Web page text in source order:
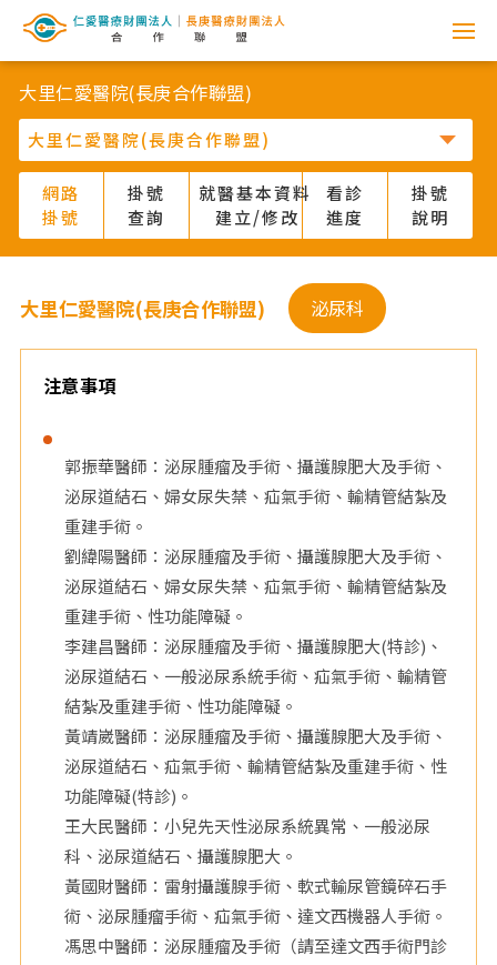
網
路
掛
號
系
統
-
仁
愛
大里仁愛醫院(長庚合作聯盟)
網路
掛號
掛號
查詢
就醫基本資料
建立/修改
看診
進度
掛號
說明
大里仁愛醫院(長庚合作聯盟) 泌尿科
注意事項
郭振華醫師：泌尿腫瘤及手術、攝護腺肥大及手術、
泌尿道結石、婦女尿失禁、疝氣手術、輸精管結紮及
重建手術。
劉緯陽醫師：泌尿腫瘤及手術、攝護腺肥大及手術、
泌尿道結石、婦女尿失禁、疝氣手術、輸精管結紮及
重建手術、性功能障礙。
李建昌醫師：泌尿腫瘤及手術、攝護腺肥大(特診)、
泌尿道結石、一般泌尿系統手術、疝氣手術、輸精管
結紮及重建手術、性功能障礙。
黃靖崴醫師：泌尿腫瘤及手術、攝護腺肥大及手術、
泌尿道結石、疝氣手術、輸精管結紮及重建手術、性
功能障礙(特診)。
王大民醫師：小兒先天性泌尿系統異常、一般泌尿
科、泌尿道結石、攝護腺肥大。
黃國財醫師：雷射攝護腺手術、軟式輸尿管鏡碎石手
術、泌尿腫瘤手術、疝氣手術、達文西機器人手術。
馮思中醫師：泌尿腫瘤及手術（請至達文西手術門診